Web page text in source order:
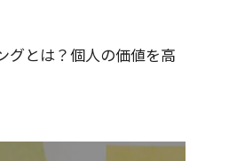
グとは？個人の価値を高